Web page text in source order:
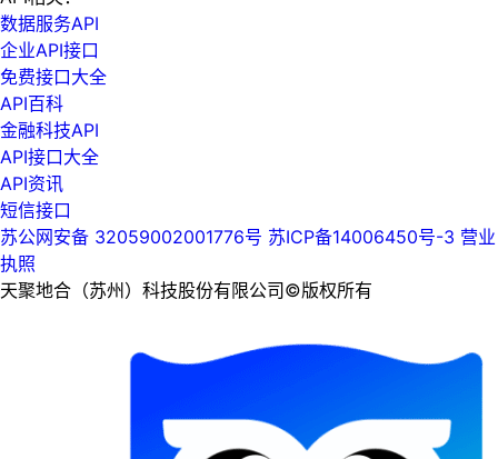
数据服务API
企业API接口
免费接口大全
API百科
金融科技API
API接口大全
API资讯
短信接口
苏公网安备 32059002001776号 苏ICP备14006450号-3 营业
执照
天聚地合（苏州）科技股份有限公司©版权所有